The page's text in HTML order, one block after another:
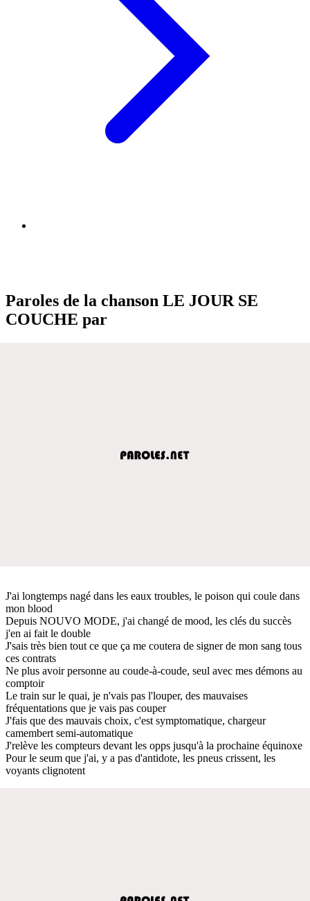
Paroles de la chanson LE JOUR SE
COUCHE par
J'ai longtemps nagé dans les eaux troubles, le poison qui coule dans
mon blood
Depuis NOUVO MODE, j'ai changé de mood, les clés du succès
j'en ai fait le double
J'sais très bien tout ce que ça me coutera de signer de mon sang tous
ces contrats
Ne plus avoir personne au coude-à-coude, seul avec mes démons au
comptoir
Le train sur le quai, je n'vais pas l'louper, des mauvaises
fréquentations que je vais pas couper
J'fais que des mauvais choix, c'est symptomatique, chargeur
camembert semi-automatique
J'relève les compteurs devant les opps jusqu'à la prochaine équinoxe
Pour le seum que j'ai, y a pas d'antidote, les pneus crissent, les
voyants clignotent